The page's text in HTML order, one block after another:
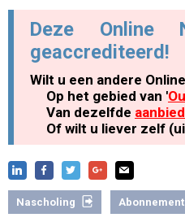
Deze Online
geaccrediteerd!
Wilt u een andere
Op het gebied van '
Van dezelfde
Of wilt u liever zelf
Nascholing Abonnement